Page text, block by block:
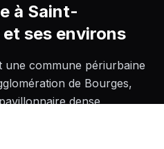
à Saint-
et ses environs
une commune périurbaine
de Bourges,
dense